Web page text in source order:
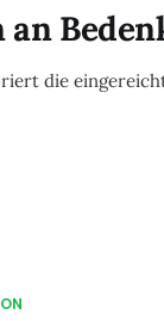
an
die